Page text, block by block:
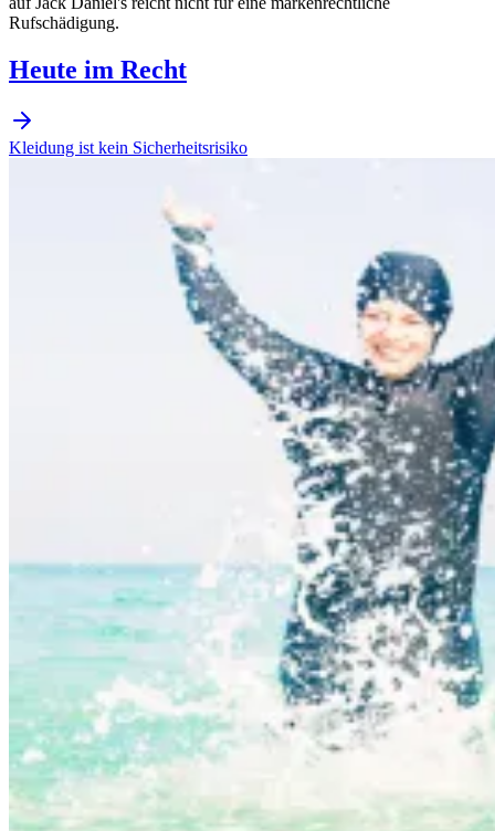
Rufschädigung.
Heute im Recht
Kleidung ist kein Sicherheitsrisiko